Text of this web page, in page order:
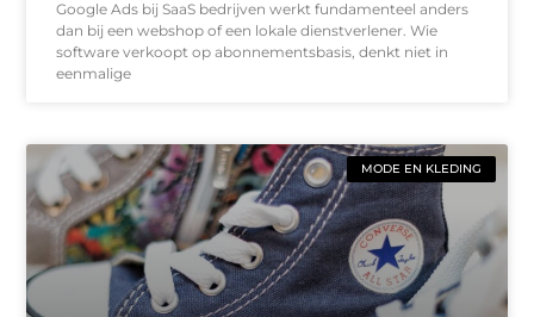
Google Ads bij SaaS bedrijven werkt fundamenteel anders
dan bij een webshop of een lokale dienstverlener. Wie
software verkoopt op abonnementsbasis, denkt niet in
eenmalige
MODE EN KLEDING